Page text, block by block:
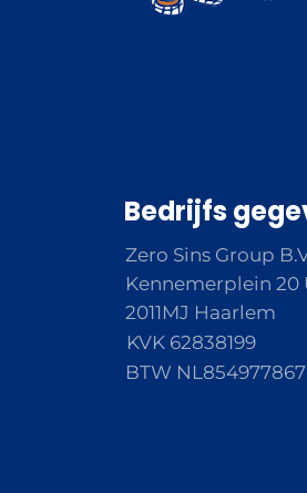
Bedrijfs
Zero Sins Group
Kennemerplein 20
2011MJ Haarlem
KVK 62838199
BTW